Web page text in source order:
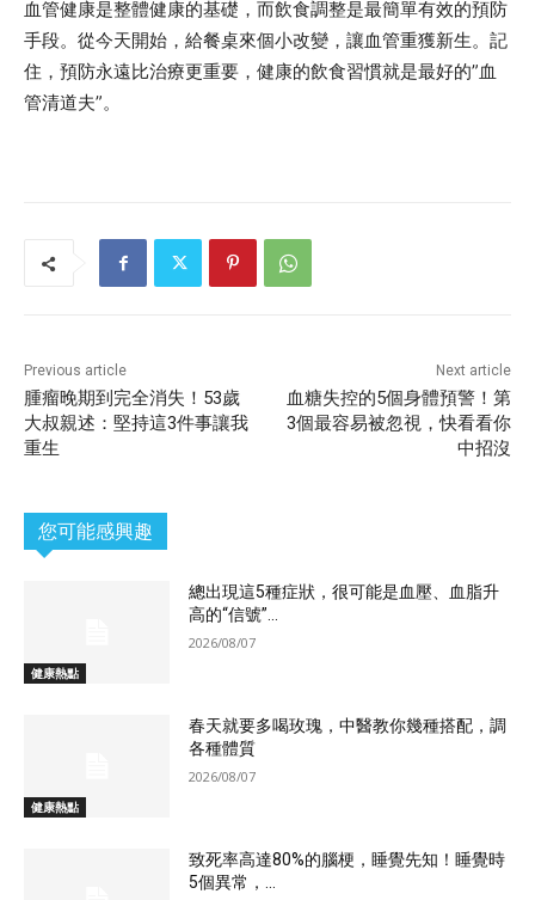
血管健康是整體健康的基礎，而飲食調整是最簡單有效的預防
手段。從今天開始，給餐桌來個小改變，讓血管重獲新生。記
住，預防永遠比治療更重要，健康的飲食習慣就是最好的”血
管清道夫”。
Previous article
腫瘤晚期到完全消失！53歲
大叔親述：堅持這3件事讓我
重生
Next article
血糖失控的5個身體預警！第
3個最容易被忽視，快看看你
中招沒
您可能感興趣
健康熱點
總出現這5種症狀，很可能是血壓、血脂升
高的“信號”...
2026/08/07
健康熱點
春天就要多喝玫瑰，中醫教你幾種搭配，調
各種體質
2026/08/07
致死率高達80%的腦梗，睡覺先知！睡覺時
5個異常，...